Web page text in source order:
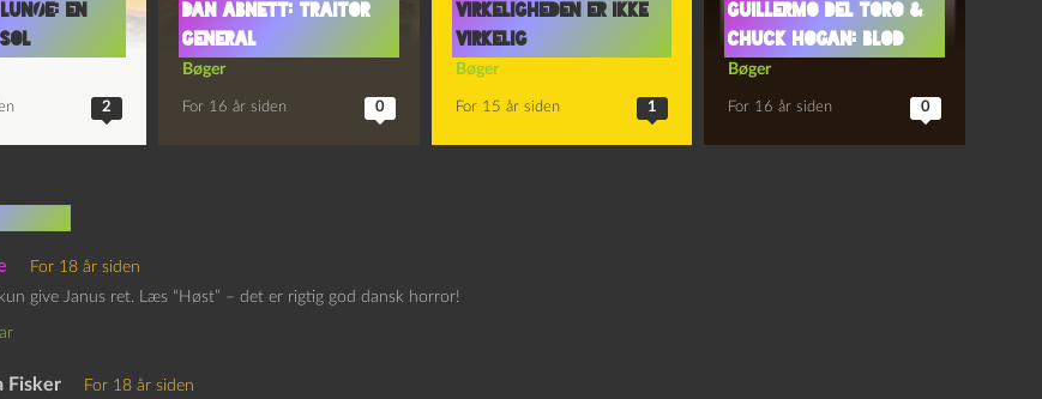
En
sol
2
Dan Abnett: Traitor
General
Bøger
For 16 år siden 0
Virkeligheden er ikke
virkelig
Bøger
For 15 år siden 1
Guillermo del Toro &
Chuck Hogan: Blod
Bøger
For 16 år siden 0
For 18 år siden
give Janus ret. Læs “Høst” – det er rigtig god dansk horror!
Fisker
For 18 år siden